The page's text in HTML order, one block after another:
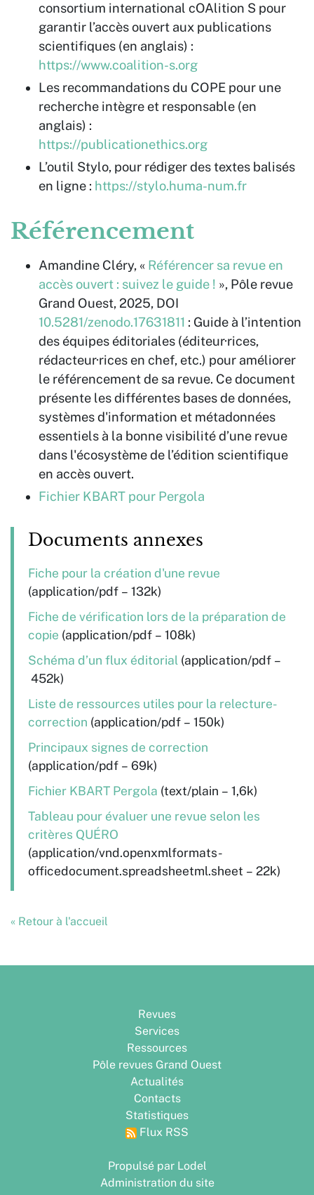
consortium international cOAlition S pour
garantir l’accès ouvert aux publications
scientifiques (en anglais) :
https://www.coalition-s.org
Les recommandations du COPE pour une
recherche intègre et responsable (en
anglais) :
https://publicationethics.org
L’outil Stylo, pour rédiger des textes balisés
en ligne : https://stylo.huma-num.fr
Référencement
Amandine Cléry, « Référencer sa revue en
accès ouvert : suivez le guide ! », Pôle revue
Grand Ouest, 2025, DOI
10.5281/zenodo.17631811 : Guide à l’intention
des équipes éditoriales (éditeur·rices,
rédacteur·rices en chef, etc.) pour améliorer
le référencement de sa revue. Ce document
présente les différentes bases de données,
systèmes d'information et métadonnées
essentiels à la bonne visibilité d’une revue
dans l'écosystème de l’édition scientifique
en accès ouvert.
Fichier KBART pour Pergola
Documents annexes
Fiche pour la création d'une revue
(application/pdf – 132k)
Fiche de vérification lors de la préparation de
copie (application/pdf – 108k)
Schéma d’un flux éditorial (application/pdf –
452k)
Liste de ressources utiles pour la relecture-
correction (application/pdf – 150k)
Principaux signes de correction
(application/pdf – 69k)
Fichier KBART Pergola (text/plain – 1,6k)
Tableau pour évaluer une revue selon les
critères QUÉRO
(application/vnd.openxmlformats-
officedocument.spreadsheetml.sheet – 22k)
« Retour à l'accueil
Revues
Services
Ressources
Pôle revues Grand Ouest
Actualités
Contacts
Statistiques
Flux RSS
Propulsé par Lodel
Administration du site